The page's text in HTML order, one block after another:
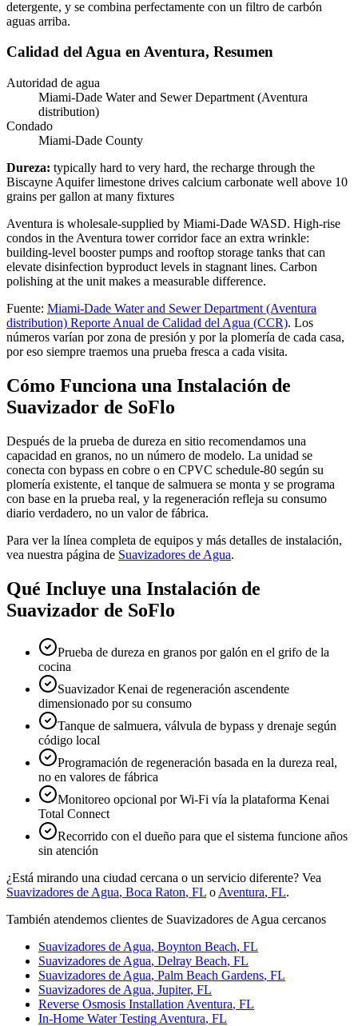
detergente, y se combina perfectamente con un filtro de carbón
aguas arriba.
Calidad del Agua en Aventura, Resumen
Autoridad de agua
Miami-Dade Water and Sewer Department (Aventura
distribution)
Condado
Miami-Dade County
Dureza: typically hard to very hard, the recharge through the
Biscayne Aquifer limestone drives calcium carbonate well above 10
grains per gallon at many fixtures
Aventura is wholesale-supplied by Miami-Dade WASD. High-rise
condos in the Aventura tower corridor face an extra wrinkle:
building-level booster pumps and rooftop storage tanks that can
elevate disinfection byproduct levels in stagnant lines. Carbon
polishing at the unit makes a measurable difference.
Fuente: Miami-Dade Water and Sewer Department (Aventura
distribution) Reporte Anual de Calidad del Agua (CCR). Los
números varían por zona de presión y por la plomería de cada casa,
por eso siempre traemos una prueba fresca a cada visita.
Cómo Funciona una Instalación de
Suavizador de SoFlo
Después de la prueba de dureza en sitio recomendamos una
capacidad en granos, no un número de modelo. La unidad se
conecta con bypass en cobre o en CPVC schedule-80 según su
plomería existente, el tanque de salmuera se monta y se programa
con base en la prueba real, y la regeneración refleja su consumo
diario verdadero, no un valor de fábrica.
Para ver la línea completa de equipos y más detalles de instalación,
vea nuestra página de Suavizadores de Agua.
Qué Incluye una Instalación de
Suavizador de SoFlo
Prueba de dureza en granos por galón en el grifo de la
cocina
Suavizador Kenai de regeneración ascendente
dimensionado por su consumo
Tanque de salmuera, válvula de bypass y drenaje según
código local
Programación de regeneración basada en la dureza real,
no en valores de fábrica
Monitoreo opcional por Wi-Fi vía la plataforma Kenai
Total Connect
Recorrido con el dueño para que el sistema funcione años
sin atención
¿Está mirando una ciudad cercana o un servicio diferente? Vea
Suavizadores de Agua, Boca Raton, FL o Aventura, FL.
También atendemos clientes de Suavizadores de Agua cercanos
Suavizadores de Agua, Boynton Beach, FL
Suavizadores de Agua, Delray Beach, FL
Suavizadores de Agua, Palm Beach Gardens, FL
Suavizadores de Agua, Jupiter, FL
Reverse Osmosis Installation Aventura, FL
In-Home Water Testing Aventura, FL